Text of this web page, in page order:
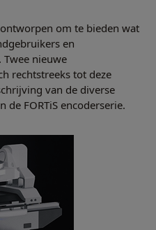
om te bieden wat
en
Twee nieuwe
rechtstreeks tot deze
van de diverse
FORTiS encoderserie.